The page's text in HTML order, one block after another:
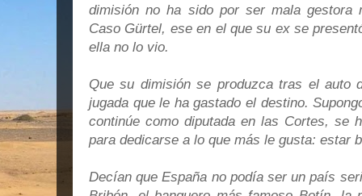
dimisión no ha sido por ser mala gestora
Caso Gürtel, ese en el que su ex se
ella no lo vio.
Que su dimisión se produzca tras el auto
jugada que le ha gastado el destino.
continúe como diputada en las Cortes, se
para dedicarse a lo que más le gusta: estar
Decían que España no podía ser un país